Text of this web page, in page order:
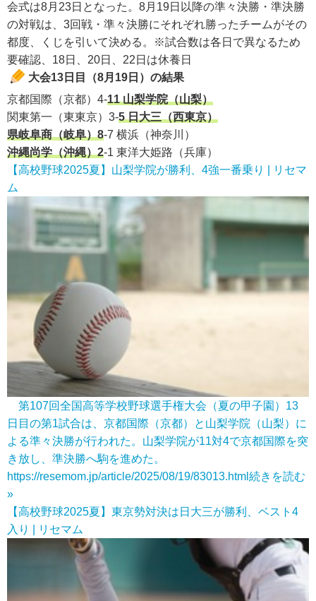
会式は8月23日となった。8月19日以降の準々決勝・準決勝
の対戦は、3回戦・準々決勝にそれぞれ勝ったチームがその
都度、くじを引いて決める。
※試合数は各日で異なるため
要確認、18日、20日、22日は休養日
大会13日目（8月19日）の結果
京都国際（京都）4-11 山梨学院（山梨）
関東第一（東東京）3-5 日大三（西東京）
県岐阜商（岐阜）8-7 横浜（神奈川）
沖縄尚学（沖縄）2-1 東洋大姫路（兵庫）
【高校野球2025夏】山梨学院が勝利、4強一番乗り | リセマ
ム
第107回全国高等学校野球選手権大会（夏の甲子園）13
日目の第1試合は、京都国際（京都）と山梨学院（山梨）に
よる準々決勝が行われた。山梨学院が11対4で京都国際を突
き放し、準決勝へ駒を進めた。
https://resemom.jp/article/2025/08/19/83013.html 続きを読む
»
【高校野球2025夏】東京勢対決は日大三が勝利、ベスト4
入り | リセマム